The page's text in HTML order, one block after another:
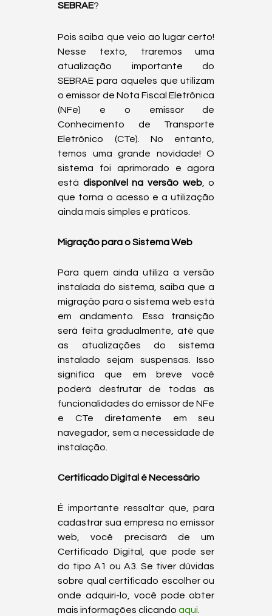
SEBRAE?
Pois saiba que veio ao lugar certo!
Nesse texto, traremos uma
atualização importante do
SEBRAE para aqueles que utilizam
o emissor de Nota Fiscal Eletrônica
(NFe) e o emissor de
Conhecimento de Transporte
Eletrônico (CTe). No entanto,
temos uma grande novidade! O
sistema foi aprimorado e agora
está disponível na versão web, o
que torna o acesso e a utilização
ainda mais simples e práticos.
Migração para o Sistema Web
Para quem ainda utiliza a versão
instalada do sistema, saiba que a
migração para o sistema web está
em andamento. Essa transição
será feita gradualmente, até que
as atualizações do sistema
instalado sejam suspensas. Isso
significa que em breve você
poderá desfrutar de todas as
funcionalidades do emissor de NFe
e CTe diretamente em seu
navegador, sem a necessidade de
instalação.
Certificado Digital é Necessário
É importante ressaltar que, para
cadastrar sua empresa no emissor
web, você precisará de um
Certificado Digital, que pode ser
do tipo A1 ou A3. Se tiver dúvidas
sobre qual certificado escolher ou
onde adquiri-lo, você pode obter
mais informações clicando aqui